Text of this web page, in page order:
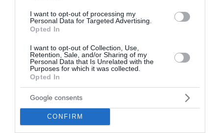
I want to opt-out of processing my
Personal Data for Targeted Advertising.
Opted In
I want to opt-out of Collection, Use,
Retention, Sale, and/or Sharing of my
Personal Data that Is Unrelated with the
Purposes for which it was collected.
Opted In
Google consents
CONFIRM
Το μεσημέρι της Πέμπτης η 35χρονη που απειλούσε
να πέσει από την Υψηλή Γέφυρα έπεσε αλλά στην
θάλασσα με αποτέλεσμα να έχει χτυπήσει σοβαρά,
online. Λουόμενος π...
19:03 | 06 Αυγούστου 2026 Ελλάδα